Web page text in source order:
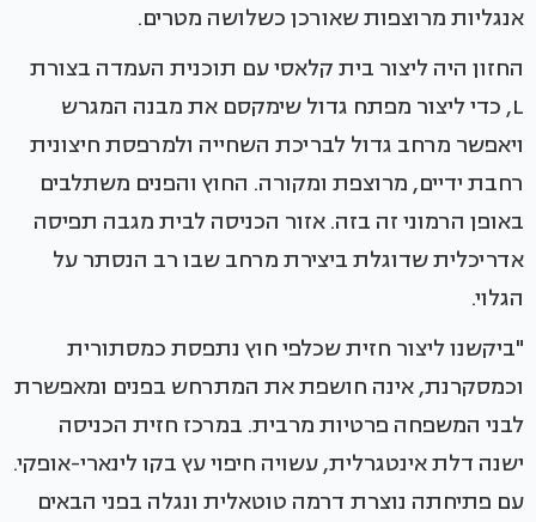
אנגליות מרוצפות שאורכן כשלושה מטרים.
החזון היה ליצור בית קלאסי עם תוכנית העמדה בצורת
L, כדי ליצור מפתח גדול שימקסם את מבנה המגרש
ויאפשר מרחב גדול לבריכת השחייה ולמרפסת חיצונית
רחבת ידיים, מרוצפת ומקורה. החוץ והפנים משתלבים
באופן הרמוני זה בזה. אזור הכניסה לבית מגבה תפיסה
אדריכלית שדוגלת ביצירת מרחב שבו רב הנסתר על
הגלוי.
"ביקשנו ליצור חזית שכלפי חוץ נתפסת כמסתורית
וכמסקרנת, אינה חושפת את המתרחש בפנים ומאפשרת
לבני המשפחה פרטיות מרבית. במרכז חזית הכניסה
ישנה דלת אינטגרלית, עשויה חיפוי עץ בקו לינארי-אופקי.
עם פתיחתה נוצרת דרמה טוטאלית ונגלה בפני הבאים